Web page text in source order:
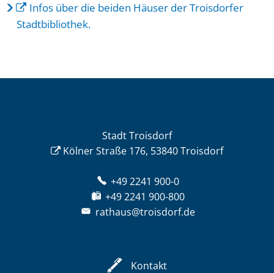
Infos über die beiden Häuser der Troisdorfer
Stadtbibliothek.
Stadt Troisdorf
Kölner Straße 176, 53840 Troisdorf
+49 2241 900-0
+49 2241 900-800
rathaus@troisdorf.de
Kontakt